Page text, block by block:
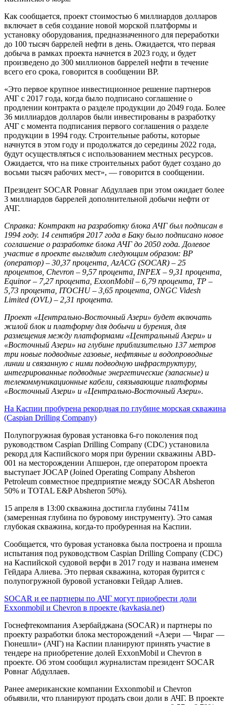
Как сообщается, проект стоимостью 6 миллиардов долларов
включает в себя создание новой морской платформы и
установку оборудования, предназначенного для переработки
до 100 тысяч баррелей нефти в день. Ожидается, что первая
добыча в рамках проекта начнется в 2023 году, и будет
произведено до 300 миллионов баррелей нефти в течение
всего его срока, говорится в сообщении BP.
«Это первое крупное инвестиционное решение партнеров
АЧГ с 2017 года, когда было подписано соглашение о
продлении контракта о разделе продукции до 2049 года. Более
36 миллиардов долларов были инвестированы в разработку
АЧГ с момента подписания первого соглашения о разделе
продукции в 1994 году. Строительные работы, которые
начнутся в этом году и продолжатся до середины 2022 года,
будут осуществляться с использованием местных ресурсов.
Ожидается, что на пике строительных работ будет создано до
восьми тысяч рабочих мест», — говорится в сообщении.
Президент SOCAR Ровнаг Абдуллаев при этом ожидает более
3 миллиардов баррелей дополнительной добычи нефти от
АЧГ.
Справка: Контракт на разработку блока АЧГ был подписан в
1994 году. 14 сентября 2017 года в Баку было подписано новое
соглашение о разработке блока АЧГ до 2050 года. Долевое
участие в проекте выглядит следующим образом: BP
(оператор) – 30,37 процента, AzACG (SOCAR) – 25
процентов, Chevron – 9,57 процента, INPEX – 9,31 процента,
Equinor – 7,27 процента, ExxonMobil – 6,79 процента, TP –
5,73 процента, ITOCHU – 3,65 процента, ONGC Videsh
Limited (OVL) – 2,31 процента.
Проект «Центрально-Восточный Азери» будет включать
жилой блок и платформу для добычи и бурения, для
размещения между платформами «Центральный Азери» и
«Восточный Азери» на глубине приблизительно 137 метров
три новые подводные газовые, нефтяные и водопроводные
линии и связанную с ними подводную инфраструктуру,
интегрированные подводные энергетические (запасные) и
телекоммуникационные кабели, связывающие платформы
«Восточный Азери» и «Центрально-Восточный Азери».
На Каспии пробурена рекордная по глубине морская скважина
(Caspian Drilling Company)
Полупогружная буровая установка 6-го поколения под
руководством Caspian Drilling Company (CDC) установила
рекорд для Каспийского моря при бурении скважины ABD-
001 на месторождении Апшерон, где оператором проекта
выступает JOCAP (Joined Operating Company Absheron
Petroleum совместное предприятие между SOCAR Absheron
50% и TOTAL E&P Absheron 50%).
15 апреля в 13:00 скважина достигла глубины 7411м
(замеренная глубина по буровому инструменту). Это самая
глубокая скважина, когда-то пробуренная на Каспии.
Сообщается, что буровая установка была построена и прошла
испытания под руководством Caspian Drilling Company (CDC)
на Каспийской судовой верфи в 2017 году и названа именем
Гейдара Алиева. Это первая скважина, которая бурится с
полупогружной буровой установки Гейдар Алиев.
SOCAR и ее партнеры по АЧГ могут приобрести доли
Exxonmobil и Chevron в проекте (kavkasia.net)
Госнефтекомпания Азербайджана (SOCAR) и партнеры по
проекту разработки блока месторождений «Азери — Чираг —
Гюнешли» (АЧГ) на Каспии планируют принять участие в
тендере на приобретение долей ExxonMobil и Chevron в
проекте. Об этом сообщил журналистам президент SOCAR
Ровнаг Абдуллаев.
Ранее американские компании Exxonmobil и Chevron
объявили, что планируют продать свои доли в АЧГ. В проекте